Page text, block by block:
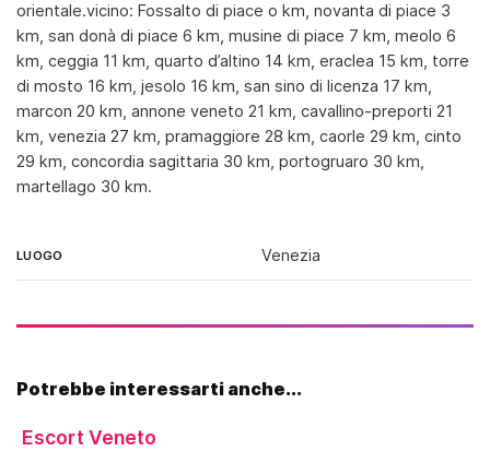
orientale.vicino: Fossalto di piace o km, novanta di piace 3
km, san donà di piace 6 km, musine di piace 7 km, meolo 6
km, ceggia 11 km, quarto d’altino 14 km, eraclea 15 km, torre
di mosto 16 km, jesolo 16 km, san sino di licenza 17 km,
marcon 20 km, annone veneto 21 km, cavallino-preporti 21
km, venezia 27 km, pramaggiore 28 km, caorle 29 km, cinto
29 km, concordia sagittaria 30 km, portogruaro 30 km,
martellago 30 km.
LUOGO Venezia
Potrebbe interessarti anche...
Escort Veneto